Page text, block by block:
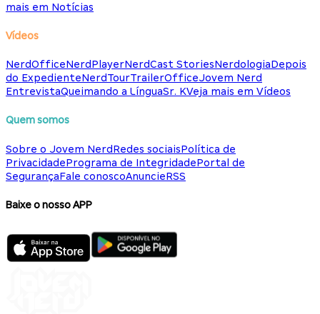
mais em Notícias
Vídeos
NerdOfficeNerdPlayerNerdCast StoriesNerdologiaDepois
do ExpedienteNerdTourTrailerOfficeJovem Nerd
EntrevistaQueimando a LínguaSr. KVeja mais em Vídeos
Quem somos
Sobre o Jovem NerdRedes sociaisPolítica de
PrivacidadePrograma de IntegridadePortal de
SegurançaFale conoscoAnuncieRSS
Baixe o nosso APP